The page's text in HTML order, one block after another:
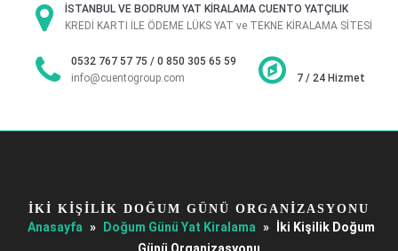
İSTANBUL VE BODRUM YAT KİRALAMA CUENTO YATÇILIK
KREDİ KARTI İLE ÖDEME LÜKS YAT ve TEKNE KİRALAMA SİTESİ
0532 767 57 75 / 0 850 305 65 59
info@cuentogroup.com
7 / 24 Hizmet
İKI KIŞILIK DOĞUM GÜNÜ ORGANIZASYONU
Anasayfa » Doğum Günü Yat Kiralama »
İki Kişilik Doğum